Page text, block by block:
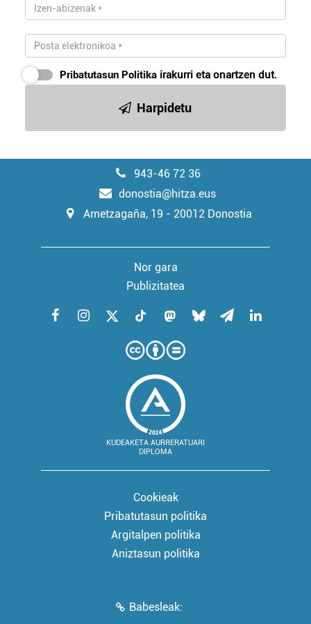
Pribatutasun Politika irakurri eta onartzen dut.
Harpidetu
943-46 72 36
donostia@hitza.eus
Ametzagaña, 19 - 20012 Donostia
Nor gara
Publizitatea
KUDEAKETA AURRERATUARI
DIPLOMA
Cookieak
Pribatutasun politika
Argitalpen politika
Aniztasun politika
Babesleak: